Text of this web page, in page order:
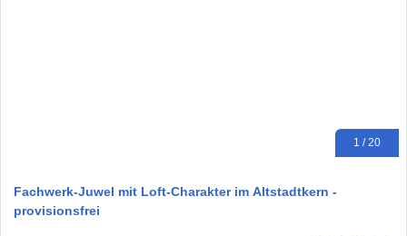
1 / 20
Fachwerk-Juwel mit Loft-Charakter im Altstadtkern -
provisionsfrei